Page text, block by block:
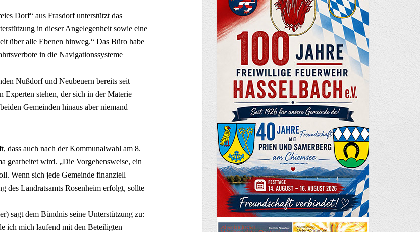
Dorf“ aus Frasdorf unterstützt das
in dieser Angelegenheit sowie eine
über alle Ebenen hinweg.“ Das Büro habe
in die Navigationssysteme
Nußdorf und Neubeuern bereits seit
Experten stehen, der sich in der Materie
Gemeinden hinaus aber niemand
dass auch nach der Kommunalwahl am 8.
gearbeitet wird. „Die Vorgehensweise, ein
Wenn sich jede Gemeinde finanziell
des Landratsamts Rosenheim erfolgt, sollte
sagt dem Bündnis seine Unterstützung zu:
ich mich laufend mit den Beteiligten